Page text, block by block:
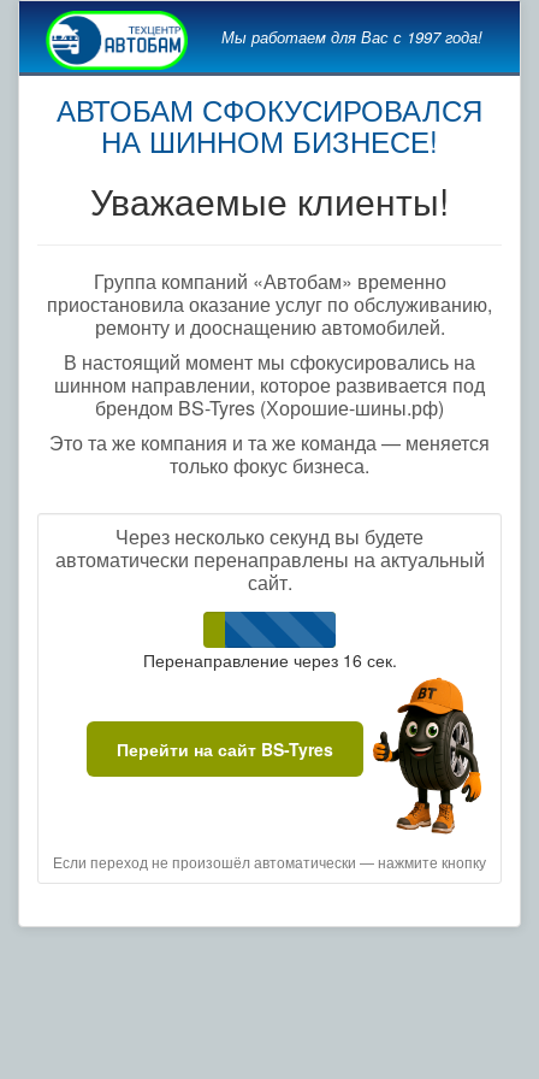
Мы работаем для Вас с 1997 года!
АВТОБАМ СФОКУСИРОВАЛСЯ
НА ШИННОМ БИЗНЕСЕ!
Уважаемые клиенты!
Группа компаний «Автобам» временно
приостановила оказание услуг по обслуживанию,
ремонту и дооснащению автомобилей.
В настоящий момент мы сфокусировались на
шинном направлении, которое развивается под
брендом BS-Tyres (Хорошие-шины.рф)
Это та же компания и та же команда — меняется
только фокус бизнеса.
Через несколько секунд вы будете
автоматически перенаправлены на актуальный
сайт.
Перенаправление через 16 сек.
Перейти на сайт BS-Tyres
Если переход не произошёл автоматически — нажмите кнопку